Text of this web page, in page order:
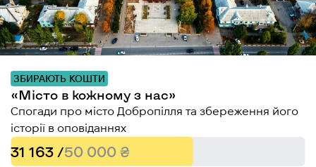
ЗБИРАЮТЬ КОШТИ
«Місто в кожному з нас»
Спогади про місто Добропілля та збереження його
історії в оповіданнях
31 163 /50 000 ₴